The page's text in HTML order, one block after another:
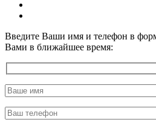
Введите Ваши имя и телефон в
Вами в ближайшее время: